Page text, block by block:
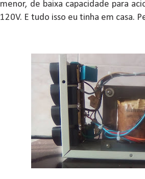
menor, de baixa capacidade para
120V. E tudo isso eu tinha em casa.